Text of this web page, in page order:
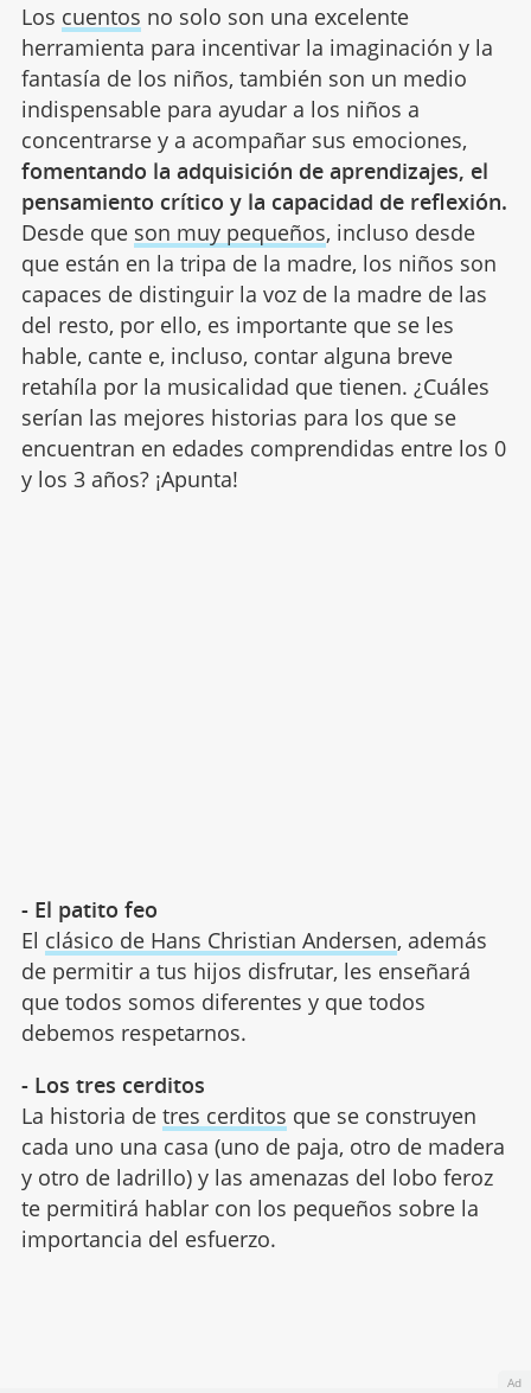
Los cuentos no solo son una excelente
herramienta para incentivar la imaginación y la
fantasía de los niños, también son un medio
indispensable para ayudar a los niños a
concentrarse y a acompañar sus emociones,
fomentando la adquisición de aprendizajes, el
pensamiento crítico y la capacidad de reflexión.
Desde que son muy pequeños, incluso desde
que están en la tripa de la madre, los niños son
capaces de distinguir la voz de la madre de las
del resto, por ello, es importante que se les
hable, cante e, incluso, contar alguna breve
retahíla por la musicalidad que tienen. ¿Cuáles
serían las mejores historias para los que se
encuentran en edades comprendidas entre los 0
y los 3 años? ¡Apunta!
- El patito feo
El clásico de Hans Christian Andersen, además
de permitir a tus hijos disfrutar, les enseñará
que todos somos diferentes y que todos
debemos respetarnos.
- Los tres cerditos
La historia de tres cerditos que se construyen
cada uno una casa (uno de paja, otro de madera
y otro de ladrillo) y las amenazas del lobo feroz
te permitirá hablar con los pequeños sobre la
importancia del esfuerzo.
Ad